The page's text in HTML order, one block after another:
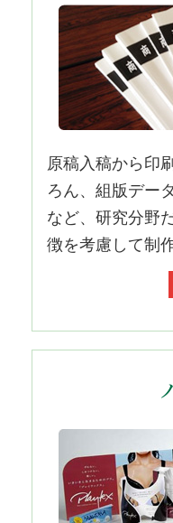
原稿入稿から印
ろん、組版デー
など、研究分野
徴を考慮して制